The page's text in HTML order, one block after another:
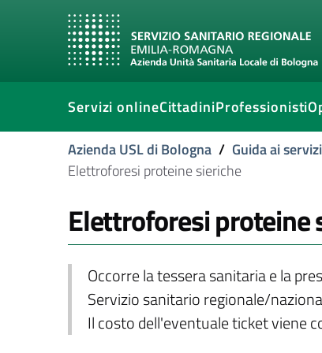
Servizi onlineCittadiniProfessionisti
Azienda USL di Bologna / Guida ai
Elettroforesi proteine sieriche
Elettroforesi proteine
Occorre la tessera sanitaria e la
Servizio sanitario regionale/
Il costo dell'eventuale ticket viene